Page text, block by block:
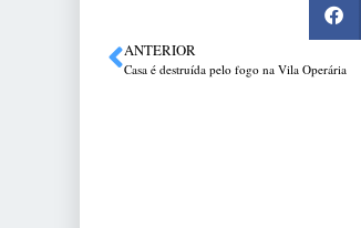
ANTERIOR
Casa é destruída pelo fogo na Vila Operária